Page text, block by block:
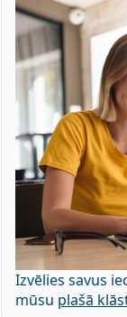
Izvēlies savus
mūsu plašā